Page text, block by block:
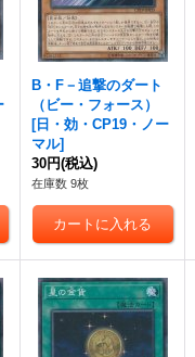
B・F－追撃のダート
（ビー・フォース）
[日・効・CP19・ノー
マル]
30円(税込)
在庫数 9枚